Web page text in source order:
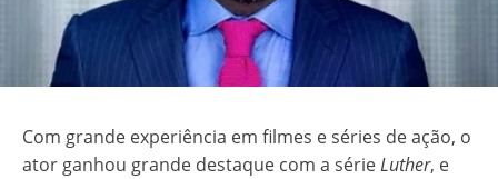
Com grande experiência em filmes e séries de ação, o
ator ganhou grande destaque com a sérieLuther, e